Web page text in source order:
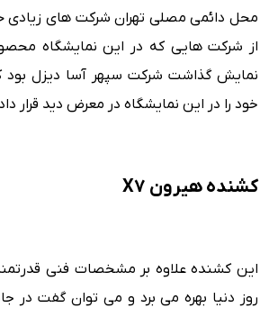
محل دائمی مصلی تهران شرکت های زیادی
از شرکت هایی که در این نمایشگاه
نمایش گذاشت شرکت سپهر آسا دیزل
خود را در این نمایشگاه در معرض دید قرار
کشنده هیرون X7
این کشنده علاوه بر مشخصات فنی
روز دنیا بهره می برد و می توان گفت در